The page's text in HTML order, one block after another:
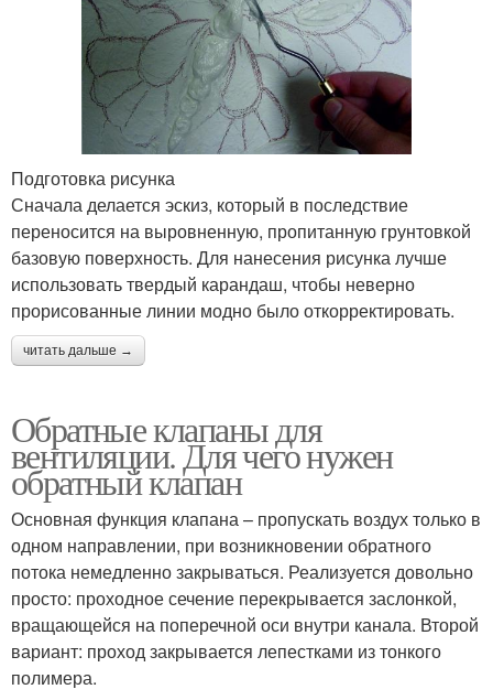
Подготовка рисунка
Сначала делается эскиз, который в последствие
переносится на выровненную, пропитанную грунтовкой
базовую поверхность. Для нанесения рисунка лучше
использовать твердый карандаш, чтобы неверно
прорисованные линии модно было откорректировать.
читать дальше →
Обратные клапаны для
вентиляции. Для чего нужен
обратный клапан
Основная функция клапана – пропускать воздух только в
одном направлении, при возникновении обратного
потока немедленно закрываться. Реализуется довольно
просто: проходное сечение перекрывается заслонкой,
вращающейся на поперечной оси внутри канала. Второй
вариант: проход закрывается лепестками из тонкого
полимера.